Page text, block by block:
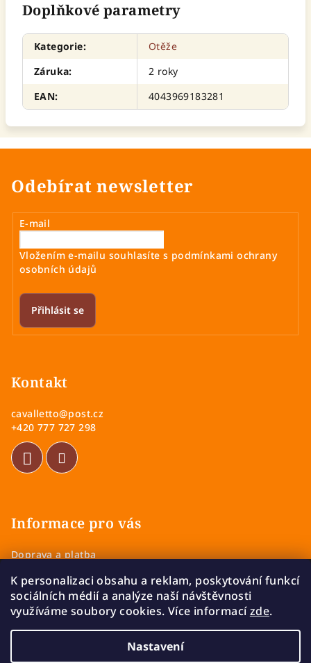
K personalizaci obsahu a reklam, poskytování funkcí
sociálních médií a analýze naší návštěvnosti
využíváme soubory cookies. Více informacízde.
Nastavení
Doplňkové parametry
Kategorie:
Otěže
Záruka:
2 roky
EAN: 4043969183281
Odebírat newsletter
E-mail
Vložením e-mailu souhlasíte s podmínkami ochrany
osobních údajů
Přihlásit se
Kontakt
cavalletto@post.cz
+420 777 727 298
Informace pro vás
Doprava a platba
Zásady ochrany osobních údajů
Vrácení a výměna zboží